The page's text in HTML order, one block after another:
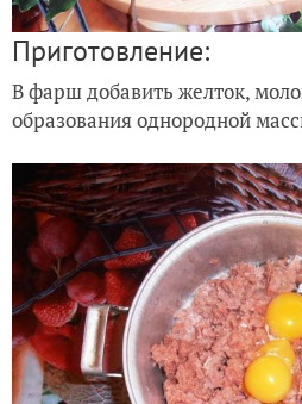
Приготовление:
В фарш добавить желток,
образования однородной